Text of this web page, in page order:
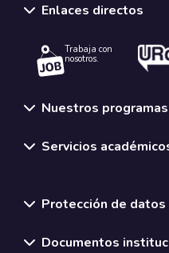
Enlaces directos
Trabaja con
nosotros.
Nuestros programas
Servicios
Protección de datos
Documentos